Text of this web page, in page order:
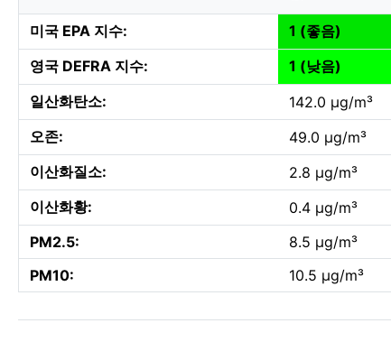
미국 EPA 지수:
1 (좋음)
영국 DEFRA 지수:
1 (낮음)
일산화탄소:
142.0 µg/m³
오존:
49.0 µg/m³
이산화질소:
2.8 µg/m³
이산화황:
0.4 µg/m³
PM2.5:
8.5 µg/m³
PM10:
10.5 µg/m³